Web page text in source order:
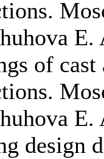
E.
of cast
design